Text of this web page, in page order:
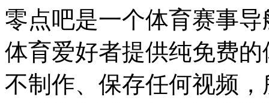
零点吧是一个体育赛事
体育爱好者提供纯免费
不制作、保存任何视频